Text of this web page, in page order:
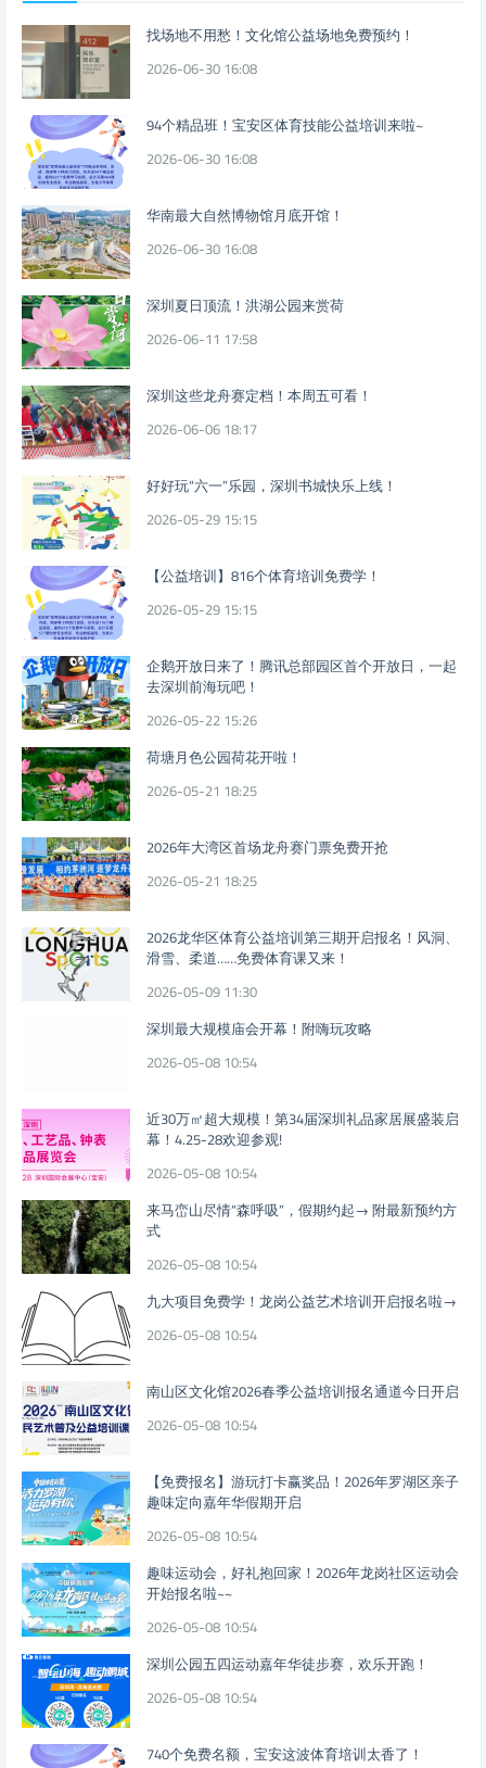
找场地不用愁！文化馆公益场地免费预约！
2026-06-30 16:08
94个精品班！宝安区体育技能公益培训来啦~
2026-06-30 16:08
华南最大自然博物馆月底开馆！
2026-06-30 16:08
深圳夏日顶流！洪湖公园来赏荷
2026-06-11 17:58
深圳这些龙舟赛定档！本周五可看！
2026-06-06 18:17
好好玩“六一”乐园，深圳书城快乐上线！
2026-05-29 15:15
【公益培训】816个体育培训免费学！
2026-05-29 15:15
企鹅开放日来了！腾讯总部园区首个开放日，一起
去深圳前海玩吧！
2026-05-22 15:26
荷塘月色公园荷花开啦！
2026-05-21 18:25
2026年大湾区首场龙舟赛门票免费开抢
2026-05-21 18:25
2026龙华区体育公益培训第三期开启报名！风洞、
滑雪、柔道……免费体育课又来！
2026-05-09 11:30
深圳最大规模庙会开幕！附嗨玩攻略
2026-05-08 10:54
近30万㎡超大规模！第34届深圳礼品家居展盛装启
幕！4.25-28欢迎参观!
2026-05-08 10:54
来马峦山尽情“森呼吸”，假期约起→ 附最新预约方
式
2026-05-08 10:54
九大项目免费学！龙岗公益艺术培训开启报名啦→
2026-05-08 10:54
南山区文化馆2026春季公益培训报名通道今日开启
2026-05-08 10:54
【免费报名】游玩打卡赢奖品！2026年罗湖区亲子
趣味定向嘉年华假期开启
2026-05-08 10:54
趣味运动会，好礼抱回家！2026年龙岗社区运动会
开始报名啦~~
2026-05-08 10:54
深圳公园五四运动嘉年华徒步赛，欢乐开跑！
2026-05-08 10:54
740个免费名额，宝安这波体育培训太香了！